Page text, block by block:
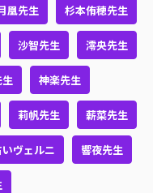
凰先生 杉本侑穂先生
沙智先生 澪央先生
神楽先生
莉帆先生 薪菜先生
ヴェルニ 響夜先生